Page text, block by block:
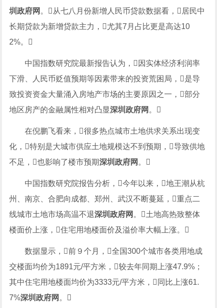
圳政府网 。从七八月份新增人民币贷款数据看，居民中
长期贷款为新增贷款主力，尤其7月占比更是高达10
2%。
中国指数研究院最新报告认为，因实体经济利润率
下滑、人民币贬值预期等因素带来的投资荒困局，是导
致投资资金大量涌入房地产市场的主要原因之一，部分
地区房产的金融属性相对凸显深圳政府网 。
在倪鹏飞看来，很多热点城市土地供求关系出现变
化，特别是大城市供应土地规模达不到预期，导致供地
不足，也影响了楼市预期深圳政府网 。
中国指数研究院报告分析，今年以来，地王潮从杭
州、南京、合肥向成都、郑州、武汉不断蔓延，重点二
线城市土地市场高温不退深圳政府网 。土地高热致整体
楼面价上涨，住宅用地楼面价及溢价率大幅上涨。
数据显示，前９个月，全国300个城市各类用地成
交楼面均价为1891元/平方米，较去年同期上涨47.9%；
其中住宅用地楼面均价为3333元/平方米，同比上涨61.
7%深圳政府网 。